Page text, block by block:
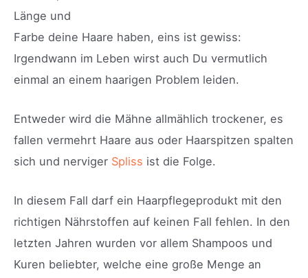
Länge und
Farbe deine Haare haben, eins ist gewiss:
Irgendwann im Leben wirst auch Du vermutlich
einmal an einem haarigen Problem leiden.
Entweder wird die Mähne allmählich trockener, es
fallen vermehrt Haare aus oder Haarspitzen spalten
sich und nerviger Spliss ist die Folge.
In diesem Fall darf ein Haarpflegeprodukt mit den
richtigen Nährstoffen auf keinen Fall fehlen. In den
letzten Jahren wurden vor allem Shampoos und
Kuren beliebter, welche eine große Menge an